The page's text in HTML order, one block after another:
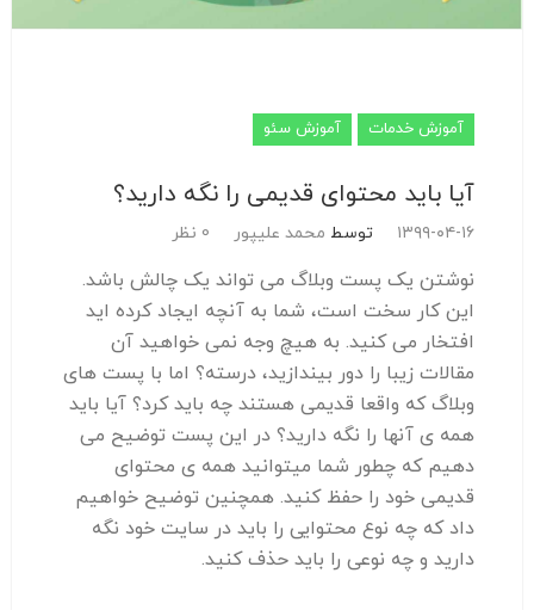
آموزش خدمات آموزش سئو
آیا باید محتوای قدیمی را نگه دارید؟
۱۳۹۹-۰۴-۱۶ توسط محمد علیپور 0 نظر
نوشتن یک پست وبلاگ می تواند یک چالش باشد.
این کار سخت است، شما به آنچه ایجاد کرده اید
افتخار می کنید. به هیچ وجه نمی خواهید آن
مقالات زیبا را دور بیندازید، درسته؟ اما با پست های
وبلاگ که واقعا قدیمی هستند چه باید کرد؟ آیا باید
همه ی آنها را نگه دارید؟ در این پست توضیح می
دهیم که چطور شما میتوانید همه ی محتوای
قدیمی خود را حفظ کنید. همچنین توضیح خواهیم
داد که چه نوع محتوایی را باید در سایت خود نگه
دارید و چه نوعی را باید حذف کنید.